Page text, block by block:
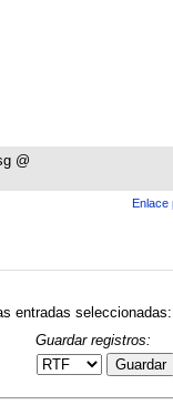
@
Enlace
entradas seleccionadas:
Guardar registros:
Guardar